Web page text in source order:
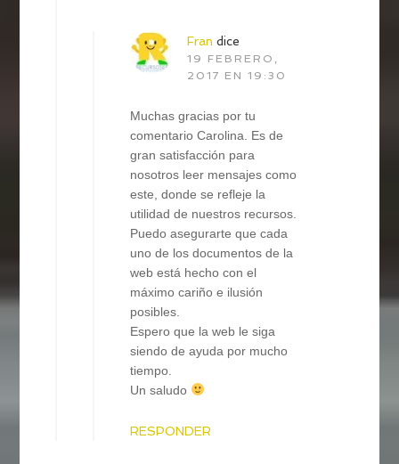
Fran dice
19 FEBRERO,
2017 EN 19:30
Muchas gracias por tu
comentario Carolina. Es de
gran satisfacción para
nosotros leer mensajes como
este, donde se refleje la
utilidad de nuestros recursos.
Puedo asegurarte que cada
uno de los documentos de la
web está hecho con el
máximo cariño e ilusión
posibles.
Espero que la web le siga
siendo de ayuda por mucho
tiempo.
Un saludo
RESPONDER